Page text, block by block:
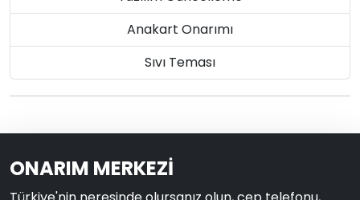
Anakart Onarımı
Sıvı Teması
ONARIM MERKEZİ